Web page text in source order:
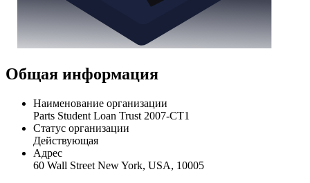
Общая информация
Наименование организации
Parts Student Loan Trust 2007-CT1
Статус организации
Действующая
Адрес
60 Wall Street New York, USA, 10005